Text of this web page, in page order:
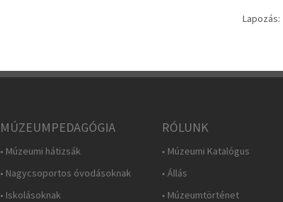
Lapozás:
MÚZEUMPEDAGÓGIA
• Múzeumi hátizsák
• Nagycsoportos óvodásoknak
• Iskolásoknak
RÓLUNK
• Múzeumi Katalógus
• Állás
• Múzeumtörténet